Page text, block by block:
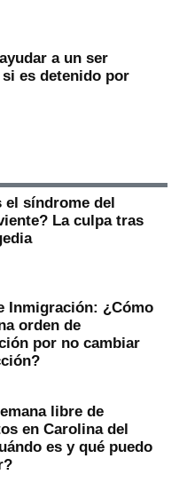
a un ser
es detenido por
el síndrome del
La culpa tras
Inmigración: ¿Cómo
orden de
por no cambiar
libre de
en Carolina del
es y qué puedo